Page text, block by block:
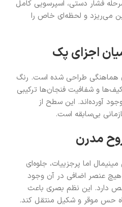
فشار دستی، اسپرسویی کامل
می‌ریزد و لحظه‌ای خاص را
اجزای پک
هماهنگی طراحی شده است. رنگ
و شفافیت فنجان‌ها ترکیبی
آورده‌اند. این سطح از
بی‌سابقه است.
مدرن
اما پرجزییات، جلوه‌ای
عنصر اضافی در آن وجود
دارد. این نظم بصری باعث
حس موقر و شکیل منتقل کند.